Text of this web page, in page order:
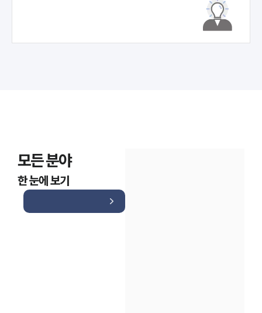
모든 분야
한 눈에 보기